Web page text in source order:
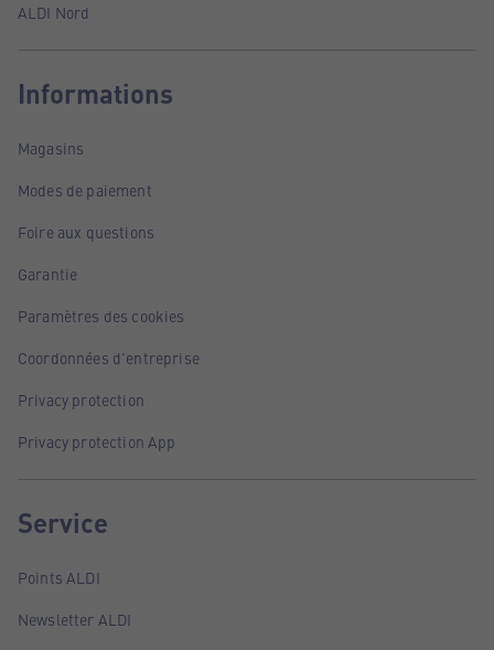
ALDI Nord
Informations
Magasins
Modes de paiement
Foire aux questions
Garantie
Paramètres des cookies
Coordonnées d'entreprise
Privacy protection
Privacy protection App
Service
Points ALDI
Newsletter ALDI